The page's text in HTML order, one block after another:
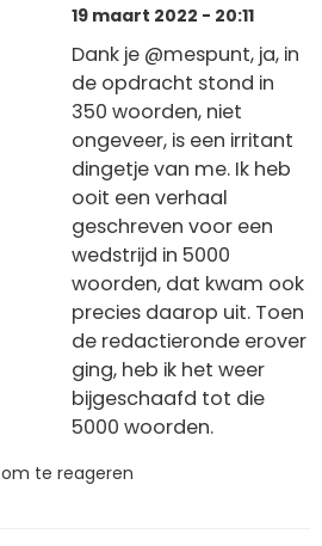
19 maart 2022 - 20:11
Dank je @mespunt, ja, in
de opdracht stond in
350 woorden, niet
ongeveer, is een irritant
dingetje van me. Ik heb
ooit een verhaal
geschreven voor een
wedstrijd in 5000
woorden, dat kwam ook
precies daarop uit. Toen
de redactieronde erover
ging, heb ik het weer
bijgeschaafd tot die
5000 woorden.
om te reageren